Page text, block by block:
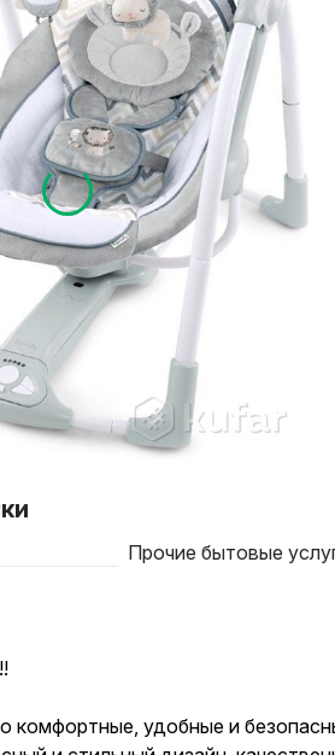
Прочие бытовые
комфортные, удобные и